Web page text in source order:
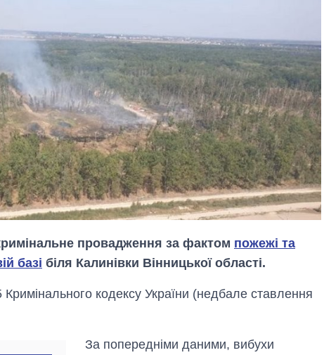
провадження за фактом пожежі та
базі біля Калинівки Вінницької області.
кодексу України (недбале ставлення
За попередніми даними, вибухи